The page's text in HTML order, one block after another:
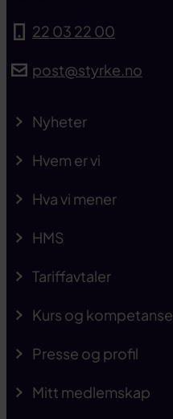
22 03 22 00
post@styrke.no
Nyheter
Hvem er vi
Hva vi mener
HMS
Tariffavtaler
Kurs og kompetanse
Presse og profil
Mitt medlemskap